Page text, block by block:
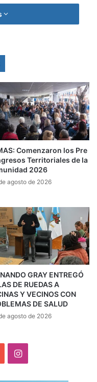
futuro. Estamos
desde
vecinas y
fábrica, en
exactamente lo
por la unidad,
hoy”, indicó.
-)
Comenzaron los Pre
Territoriales de la
2026
agosto de 2026
GRAY ENTREGÓ
DE RUEDAS A
Y VECINOS CON
DE SALUD
agosto de 2026
Instagram